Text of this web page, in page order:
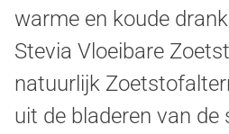
warme en koude
Stevia Vloeibare
natuurlijk
uit de bladeren van